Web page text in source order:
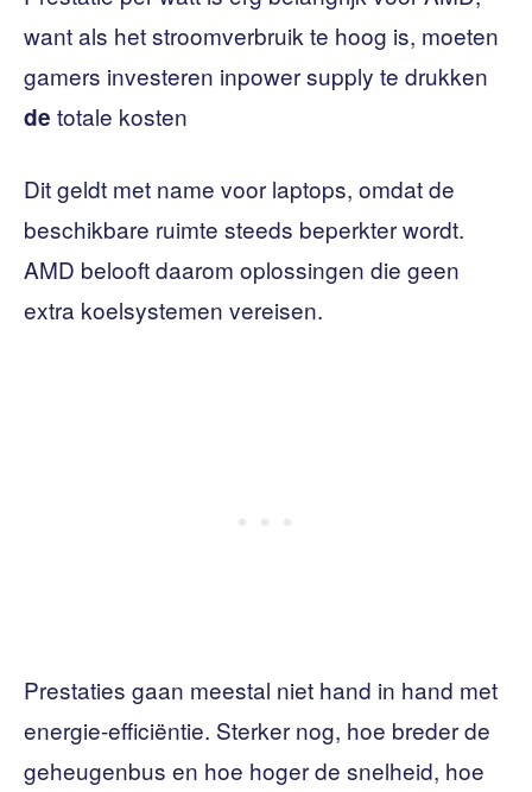
want als het stroomverbruik te hoog is, moeten
gamers investeren inpower supply te drukken
de totale kosten
Dit geldt met name voor laptops, omdat de
beschikbare ruimte steeds beperkter wordt.
AMD belooft daarom oplossingen die geen
extra koelsystemen vereisen.
Prestaties gaan meestal niet hand in hand met
energie-efficiëntie. Sterker nog, hoe breder de
geheugenbus en hoe hoger de snelheid, hoe